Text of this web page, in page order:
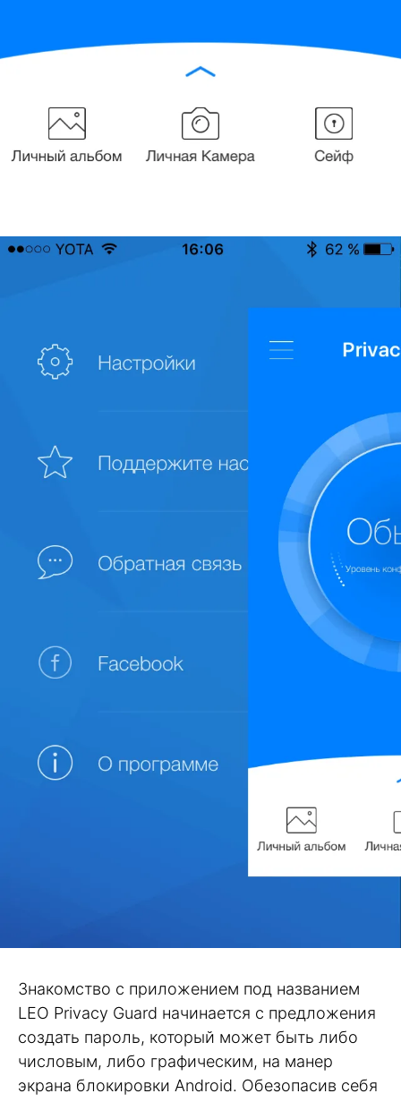
Знакомство с приложением под названием
LEO Privacy Guard начинается с предложения
создать пароль, который может быть либо
числовым, либо графическим, на манер
экрана блокировки Android. Обезопасив себя